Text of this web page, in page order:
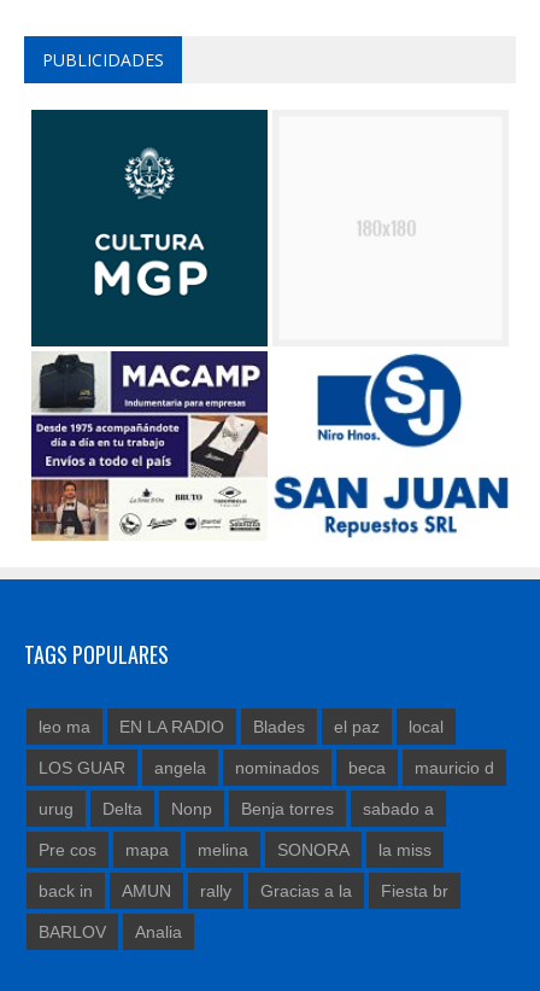
PUBLICIDADES
TAGS POPULARES
leo ma EN LA RADIO Blades el paz local
LOS GUAR angela nominados beca mauricio d
urug Delta Nonp Benja torres sabado a
Pre cos mapa melina SONORA la miss
back in AMUN rally Gracias a la Fiesta br
BARLOV Analia